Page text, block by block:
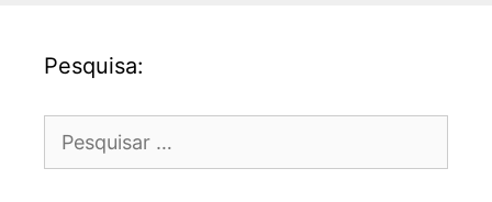
Pesquisa:
por: